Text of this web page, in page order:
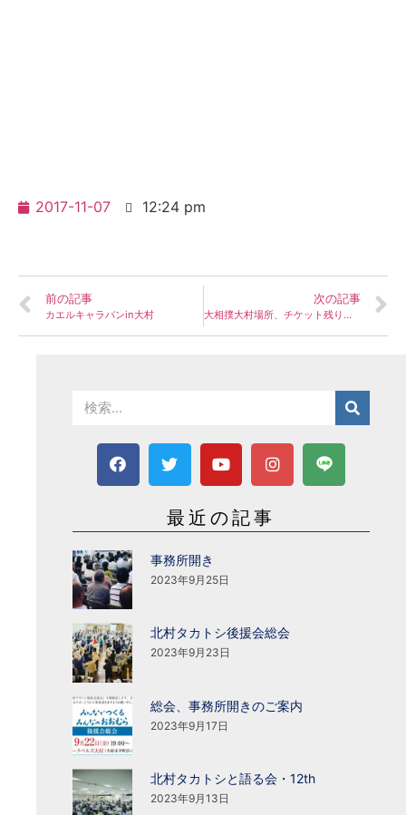
2017-11-07 12:24 pm
前の記事
カエルキャラバンin大村
次の記事
大相撲大村場所、チケット残り僅か！
最近の記事
事務所開き
2023年9月25日
北村タカトシ後援会総会
2023年9月23日
総会、事務所開きのご案内
2023年9月17日
北村タカトシと語る会・12th
2023年9月13日